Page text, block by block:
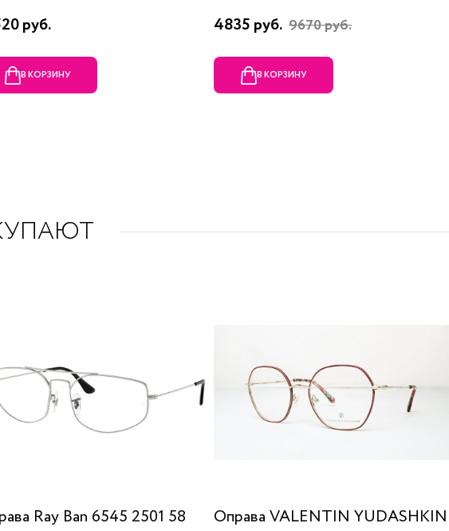
руб.
В КОРЗИНУ
4835 руб. 9670 руб.
В КОРЗИНУ
Ray Ban 6545 2501 58
Оправа VALENTIN YUDASHKIN